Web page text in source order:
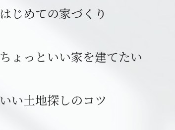
はじめての家づくり
ちょっといい家を建てたい
いい土地探しのコツ